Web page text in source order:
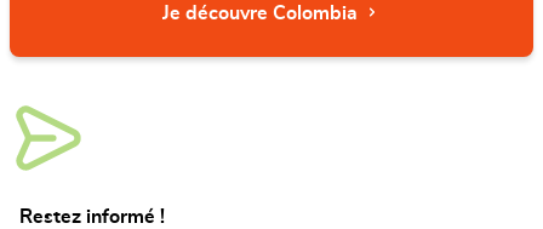
Je découvre Colombia
Restez informé !